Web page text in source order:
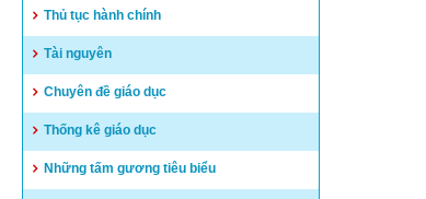
Thủ tục hành chính
Tài nguyên
Chuyên đề giáo dục
Thống kê giáo dục
Những tấm gương tiêu biểu